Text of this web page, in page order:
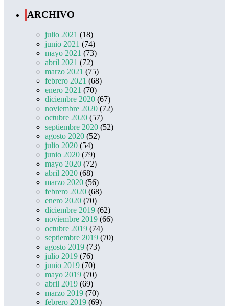
ARCHIVO
julio 2021 (18)
junio 2021 (74)
mayo 2021 (73)
abril 2021 (72)
marzo 2021 (75)
febrero 2021 (68)
enero 2021 (70)
diciembre 2020 (67)
noviembre 2020 (72)
octubre 2020 (57)
septiembre 2020 (52)
agosto 2020 (52)
julio 2020 (54)
junio 2020 (79)
mayo 2020 (72)
abril 2020 (68)
marzo 2020 (56)
febrero 2020 (68)
enero 2020 (70)
diciembre 2019 (62)
noviembre 2019 (66)
octubre 2019 (74)
septiembre 2019 (70)
agosto 2019 (73)
julio 2019 (76)
junio 2019 (70)
mayo 2019 (70)
abril 2019 (69)
marzo 2019 (70)
febrero 2019 (69)